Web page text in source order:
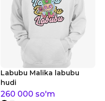
Labubu Malika labubu
hudi
260 000 so'm